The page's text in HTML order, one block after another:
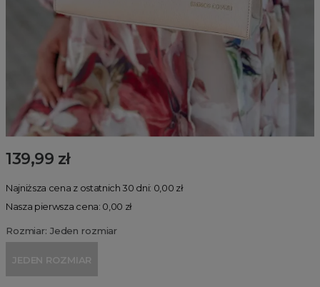
139,99 zł
Najniższa cena z ostatnich 30 dni: 0,00 zł
Nasza pierwsza cena: 0,00 zł
Rozmiar: Jeden rozmiar
JEDEN ROZMIAR